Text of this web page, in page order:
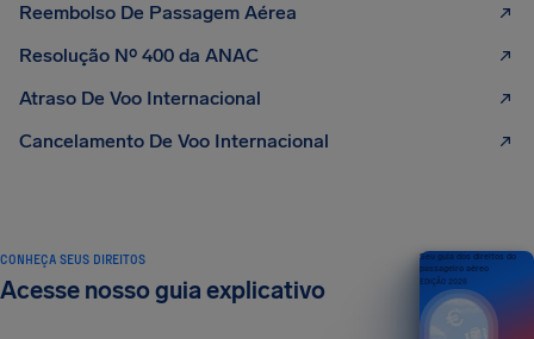
Reembolso De Passagem Aérea
Resolução Nº 400 da ANAC
Atraso De Voo Internacional
Cancelamento De Voo Internacional
CONHEÇA SEUS DIREITOS
Acesse nosso guia explicativo
Seu guia dos direitos do
passageiro aéreo
EDIÇÃO 2026